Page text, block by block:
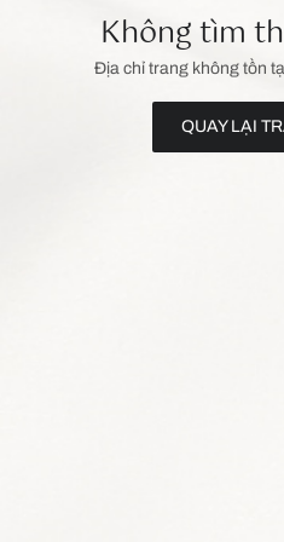
Không tìm
Địa chỉ trang không tồn
QUAY LẠI